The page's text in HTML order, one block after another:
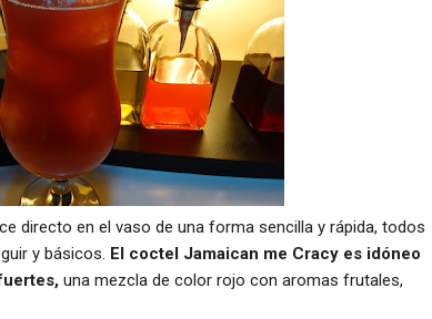
directo en el vaso de una forma sencilla y rápida, todos
y básicos. El coctel Jamaican me Cracy es idóneo
una mezcla de color rojo con aromas frutales,